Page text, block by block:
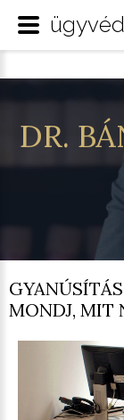
DR.
MONDJ, MIT